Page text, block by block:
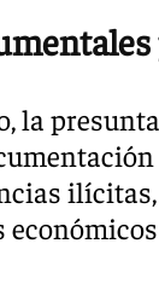
la